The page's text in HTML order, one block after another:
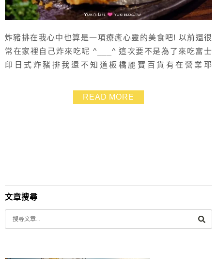
炸豬排在我心中也算是一項療癒心靈的美食吧! 以前還很
常在家裡自己炸來吃呢 ^___^ 這次要不是為了來吃富士
印日式炸豬排我還不知道板橋麗寶百貨有在營業耶
號出口步行不到一分鐘就到達! 不過目前會來的客人以看
電影居多.再來就是專程吃飯的囉~~ 富士印日式炸豬和藝
READ MORE
文章搜尋